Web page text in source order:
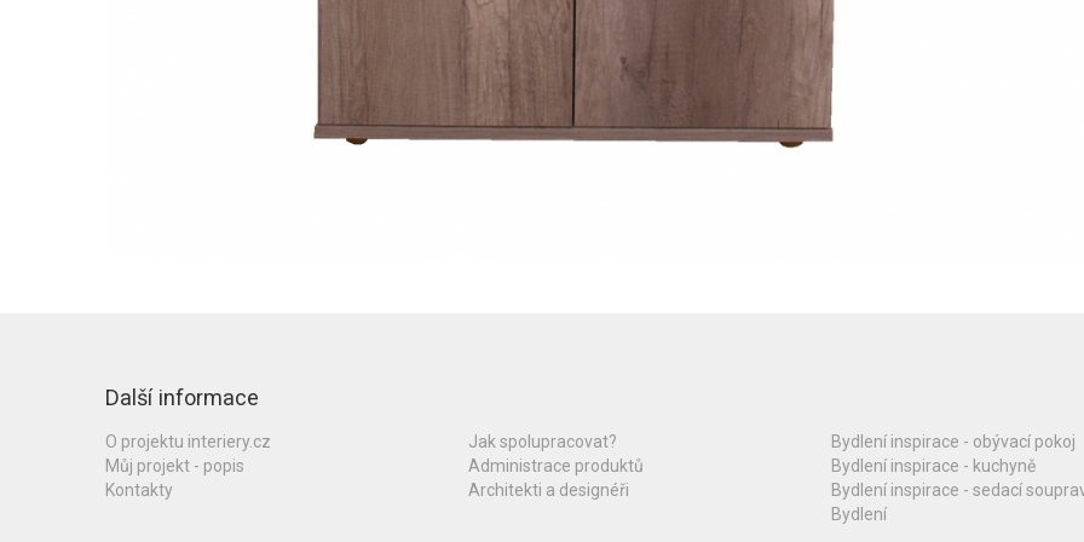
Další informace
O projektu interiery.cz
Můj projekt - popis
Kontakty
Jak spolupracovat?
Administrace produktů
Architekti a designéři
Bydlení inspirace - obývací pokoj
Bydlení inspirace - kuchyně
Bydlení inspirace - sedací
Bydlení